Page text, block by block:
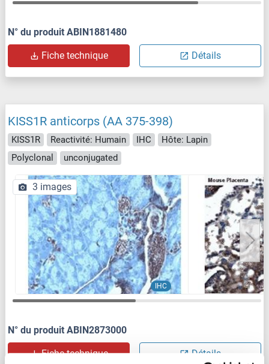
N° du produit ABIN1881480
Fiche technique Détails
KISS1R anticorps (AA 375-398)
KISS1R Reactivité: Humain IHC
Hôte: Lapin
Polyclonal
unconjugated
IHC
3 images
N° du produit ABIN2873000
Fiche technique Détails